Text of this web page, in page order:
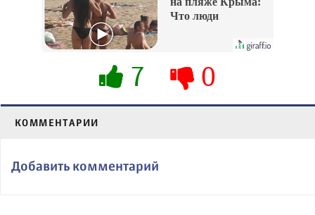
Что люди
их не видят...
7 0
КОММЕНТАРИИ
Добавить комментарий